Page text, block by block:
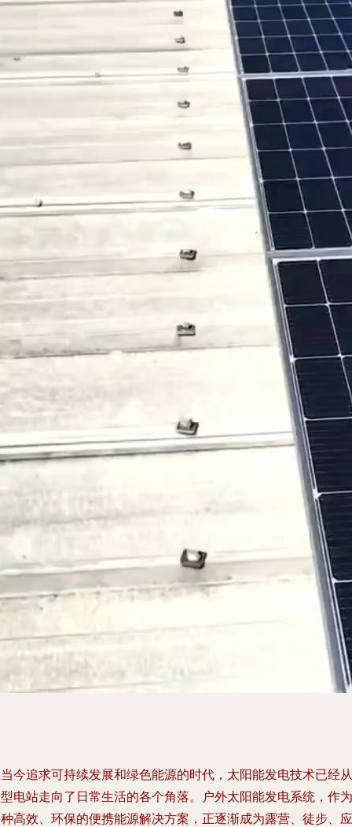
今追求可持续发展和绿色能源的时代，太阳能发电技术已经从
电站走向了日常生活的各个角落。户外太阳能发电系统，作为
高效、环保的便携能源解决方案，正逐渐成为露营、徒步、应